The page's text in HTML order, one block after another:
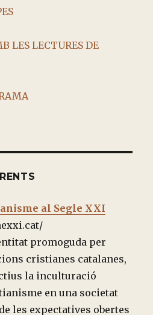
LES LECTURES DE
al Segle XXI
promoguda per
cristianes catalanes,
la inculturació
en una societat
les expectatives obertes